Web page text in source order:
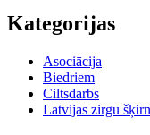
Kategorijas
Asociācija
Biedriem
Ciltsdarbs
Latvijas zirgu